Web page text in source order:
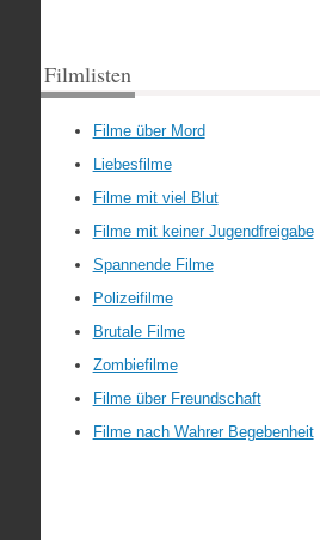
Filmlisten
Filme über Mord
Liebesfilme
Filme mit viel Blut
Filme mit keiner Jugendfreigabe
Spannende Filme
Polizeifilme
Brutale Filme
Zombiefilme
Filme über Freundschaft
Filme nach Wahrer Begebenheit